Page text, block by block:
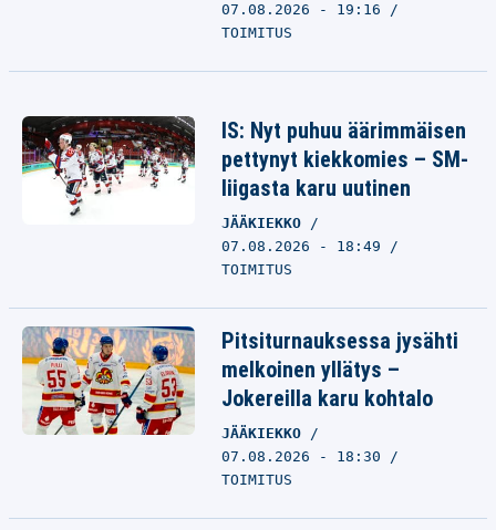
07.08.2026 - 19:16
TOIMITUS
IS: Nyt puhuu äärimmäisen
pettynyt kiekkomies – SM-
liigasta karu uutinen
JÄÄKIEKKO
07.08.2026 - 18:49
TOIMITUS
Pitsiturnauksessa jysähti
melkoinen yllätys –
Jokereilla karu kohtalo
JÄÄKIEKKO
07.08.2026 - 18:30
TOIMITUS